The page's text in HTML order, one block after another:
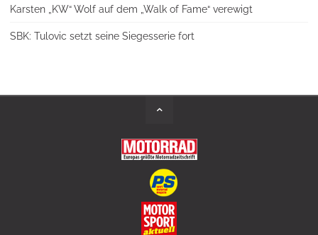
Karsten „KW“ Wolf auf dem „Walk of Fame“ verewigt
SBK: Tulovic setzt seine Siegesserie fort
Back